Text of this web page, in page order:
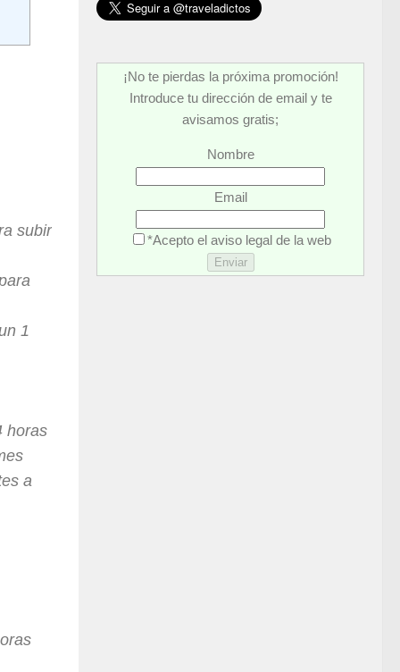
subir
1
horas
a
¡No te pierdas la próxima promoción!
Introduce tu dirección de email y te
avisamos gratis;
Nombre
Email
*Acepto el aviso legal de la web